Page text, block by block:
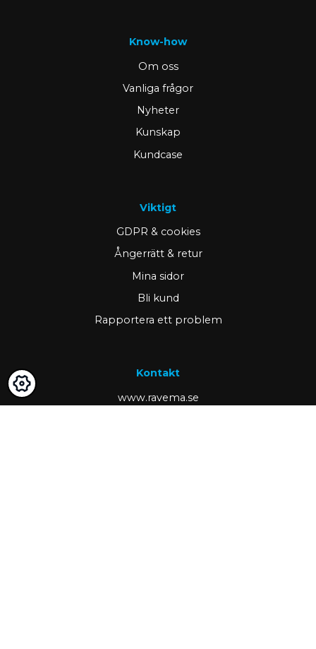
Know-how
Om oss
Vanliga frågor
Nyheter
Kunskap
Kundcase
Viktigt
GDPR & cookies
Ångerrätt & retur
Mina sidor
Bli kund
Rapportera ett problem
Kontakt
www.ravema.se